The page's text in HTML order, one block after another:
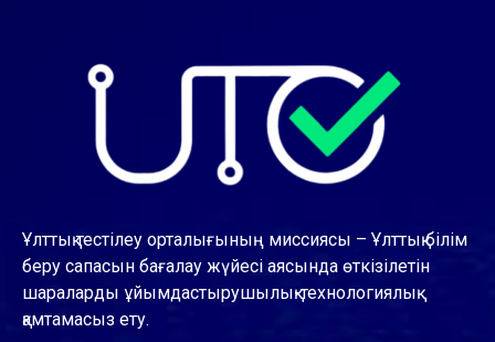
Ұлттық тестілеу орталығының миссиясы – Ұлттық білім
беру сапасын бағалау жүйесі аясында өткізілетін
шараларды ұйымдастырушылық-технологиялық
қамтамасыз ету.